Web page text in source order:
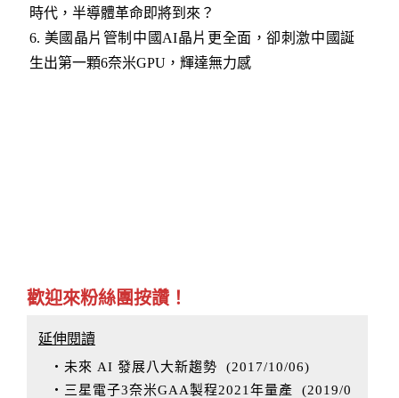
時代，半導體革命即將到來？
6. 美國晶片管制中國AI晶片更全面，卻刺激中國誕
生出第一顆6奈米GPU，輝達無力感
歡迎來粉絲團按讚！
延伸閱讀
‧未來 AI 發展八大新趨勢 (2017/10/06)
‧三星電子3奈米GAA製程2021年量產 (2019/0